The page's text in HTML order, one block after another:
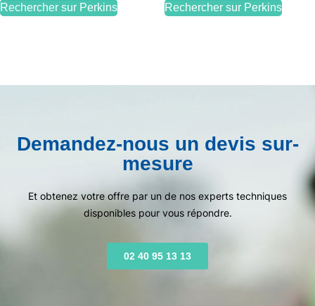
Rechercher sur Perkins Rechercher sur Perkins
Demandez-nous un devis sur-
mesure
Et obtenez votre offre par un de nos experts techniques
disponibles pour vous répondre.
02 40 95 13 13